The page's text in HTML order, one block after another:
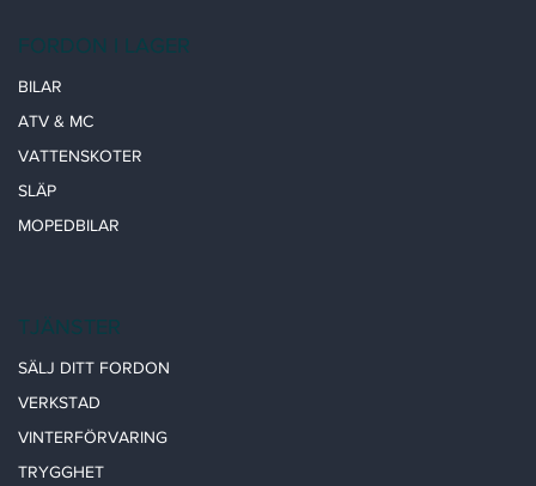
FORDON I LAGER
BILAR
ATV & MC
VATTENSKOTER
SLÄP
MOPEDBILAR
TJÄNSTER
SÄLJ DITT FORDON
VERKSTAD
VINTERFÖRVARING
TRYGGHET